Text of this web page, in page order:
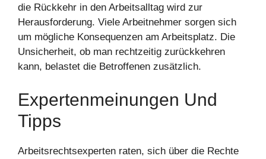
die Rückkehr in den Arbeitsalltag wird zur
Herausforderung. Viele Arbeitnehmer sorgen sich
um mögliche Konsequenzen am Arbeitsplatz. Die
Unsicherheit, ob man rechtzeitig zurückkehren
kann, belastet die Betroffenen zusätzlich.
Expertenmeinungen Und
Tipps
Arbeitsrechtsexperten raten, sich über die Rechte